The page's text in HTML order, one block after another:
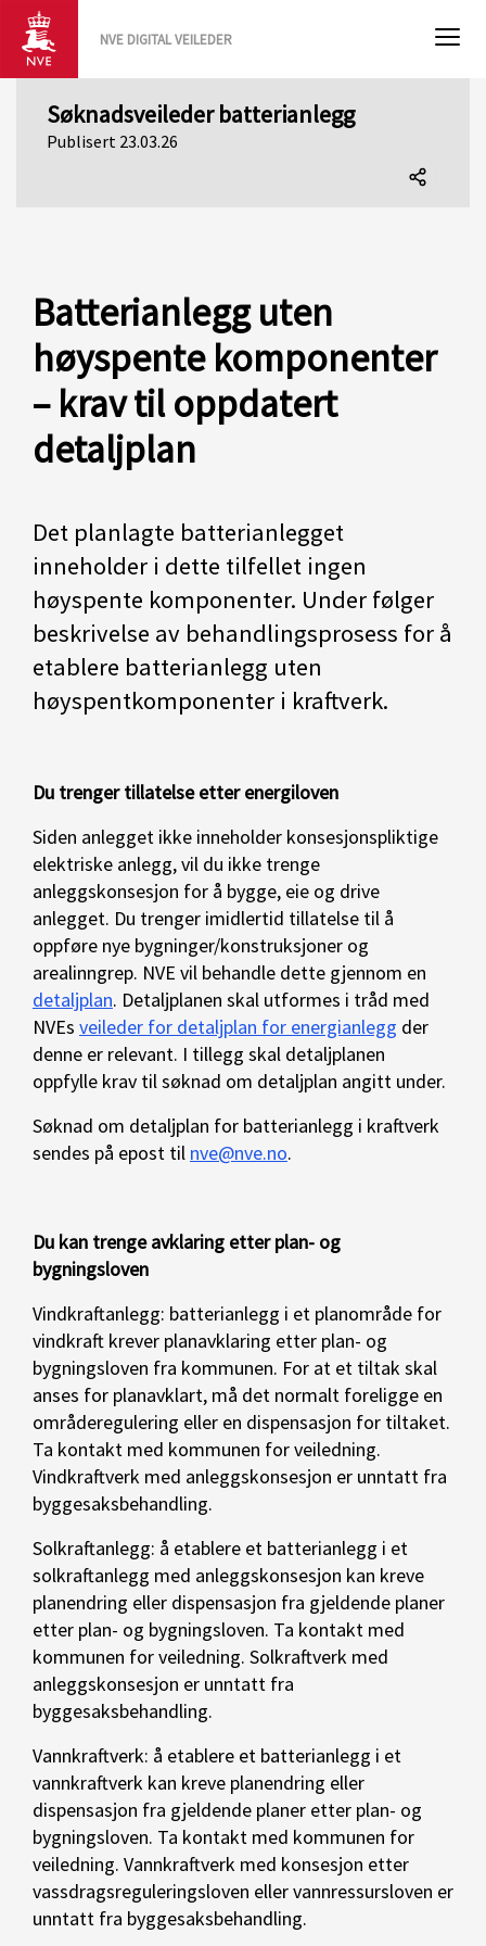
NVE DIGITAL VEILEDER
Søknadsveileder batterianlegg
Publisert 23.03.26
Batterianlegg uten
høyspente komponenter
– krav til oppdatert
detaljplan
Det planlagte batterianlegget
inneholder i dette tilfellet ingen
høyspente komponenter. Under følger
beskrivelse av behandlingsprosess for å
etablere batterianlegg uten
høyspentkomponenter i kraftverk.
Du trenger tillatelse etter energiloven
Siden anlegget ikke inneholder konsesjonspliktige
elektriske anlegg, vil du ikke trenge
anleggskonsesjon for å bygge, eie og drive
anlegget. Du trenger imidlertid tillatelse til å
oppføre nye bygninger/konstruksjoner og
arealinngrep. NVE vil behandle dette gjennom en
detaljplan. Detaljplanen skal utformes i tråd med
NVEs veileder for detaljplan for energianlegg der
denne er relevant. I tillegg skal detaljplanen
oppfylle krav til søknad om detaljplan angitt under.
Søknad om detaljplan for batterianlegg i kraftverk
sendes på epost til nve@nve.no.
Du kan trenge avklaring etter plan- og
bygningsloven
Vindkraftanlegg: batterianlegg i et planområde for
vindkraft krever planavklaring etter plan- og
bygningsloven fra kommunen. For at et tiltak skal
anses for planavklart, må det normalt foreligge en
områderegulering eller en dispensasjon for tiltaket.
Ta kontakt med kommunen for veiledning.
Vindkraftverk med anleggskonsesjon er unntatt fra
byggesaksbehandling.
Solkraftanlegg: å etablere et batterianlegg i et
solkraftanlegg med anleggskonsesjon kan kreve
planendring eller dispensasjon fra gjeldende planer
etter plan- og bygningsloven. Ta kontakt med
kommunen for veiledning. Solkraftverk med
anleggskonsesjon er unntatt fra
byggesaksbehandling.
Vannkraftverk: å etablere et batterianlegg i et
vannkraftverk kan kreve planendring eller
dispensasjon fra gjeldende planer etter plan- og
bygningsloven. Ta kontakt med kommunen for
veiledning. Vannkraftverk med konsesjon etter
vassdragsreguleringsloven eller vannressursloven er
unntatt fra byggesaksbehandling.